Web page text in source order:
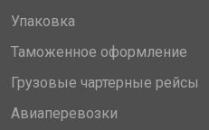
Упаковка
Таможенное оформление
Грузовые чартерные рейсы
Авиаперевозки